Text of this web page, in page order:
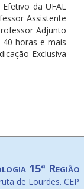
da UFAL
Assistente
Adjunto
horas e mais
Exclusiva
15ª Região
de Lourdes. CEP